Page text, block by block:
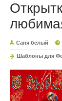
Саня белый
Шаблоны для